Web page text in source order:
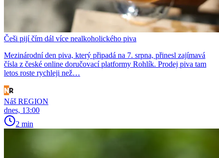
Češi pijí čím dál více nealkoholického piva
Mezinárodní den piva, který připadá na 7. srpna, přinesl zajímavá
čísla z české online doručovací platformy Rohlík. Prodej piva tam
letos roste rychleji než…
Náš REGION
dnes, 13:00
2 min